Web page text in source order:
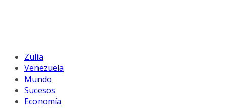
Zulia
Venezuela
Mundo
Sucesos
Economía